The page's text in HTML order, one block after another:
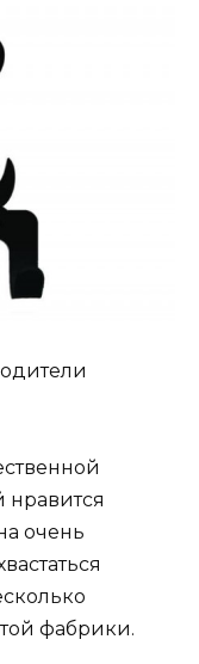
очень
фабрики.